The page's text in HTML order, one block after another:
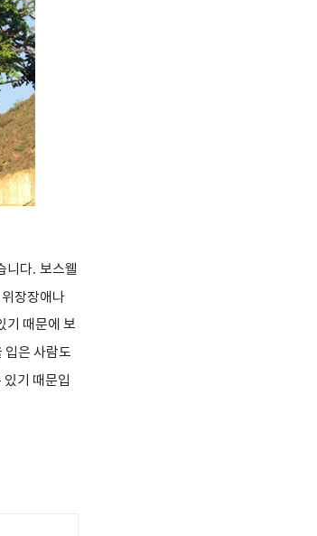
니다. 보스웰
위장장애나
기 때문에 보
입은 사람도
기 때문입